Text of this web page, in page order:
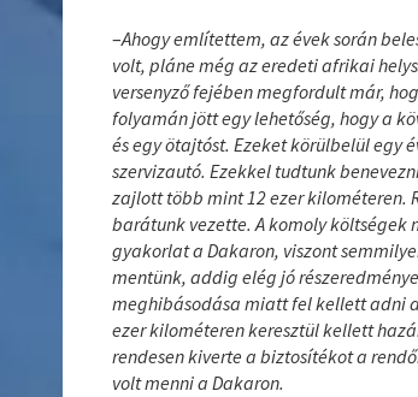
–Ahogy említettem, az évek során
volt, pláne még az eredeti afrikai
versenyző fejében megfordult már,
folyamán jött egy lehetőség, hogy a
és egy ötajtóst. Ezeket körülbelül egy
szervizautó. Ezekkel tudtunk
zajlott több mint 12 ezer kilométeren.
barátunk vezette. A komoly költségek
gyakorlat a Dakaron, viszont
mentünk, addig elég jó
meghibásodása miatt fel kellett adni
ezer kilométeren keresztül kellett
rendesen kiverte a biztosítékot a
volt menni a Dakaron.